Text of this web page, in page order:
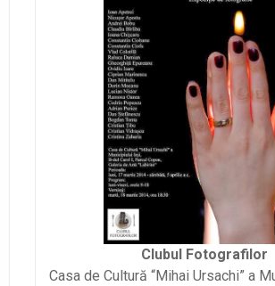
Clubul Fotografilor
Casa de Cultură “Mihai Ursachi” a